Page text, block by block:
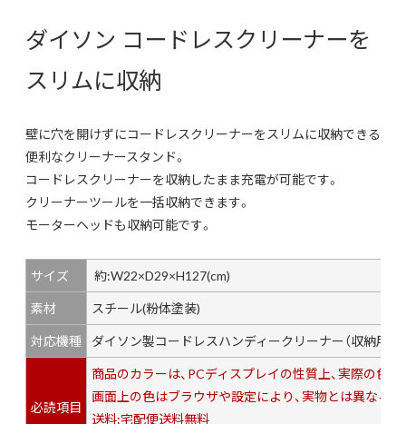
ダイソン コードレスクリーナーを
スリムに収納
壁に穴を開けずにコードレスクリーナーをスリムに収納できる
便利なクリーナースタンド。
コードレスクリーナーを収納したまま充電が可能です。
クリーナーツールを一括収納できます。
モーターヘッドも収納可能です。
サイズ
約:W22×D29×H127(cm)
素材
スチール(粉体塗装)
対応機種
ダイソン製コードレスハンディークリーナー（収納用
必読項目
商品のカラーは、PCディスプレイの性質上、実際の色
画面上の色はブラウザや設定により、実物とは異なる
送料:宅配便送料無料